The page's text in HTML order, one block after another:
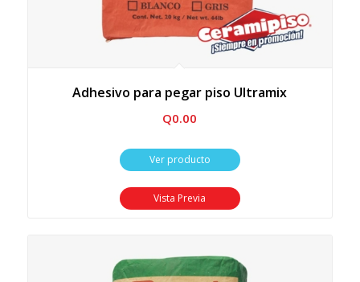
Adhesivo para pegar piso Ultramix
Q0.00
Ver producto
Vista Previa